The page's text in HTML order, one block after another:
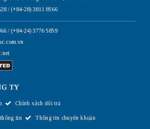
/ (+84-28) 3811 8566
/ (+84-24) 3776 5859
TY
Chính sách đổi trả
tin Thông tin chuyển khoản